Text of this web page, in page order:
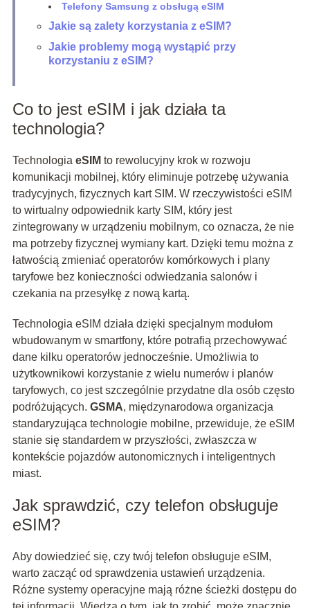
Telefony Samsung z obsługą eSIM
Jakie są zalety korzystania z eSIM?
Jakie problemy mogą wystąpić przy
korzystaniu z eSIM?
Co to jest eSIM i jak działa ta
technologia?
Technologia eSIM to rewolucyjny krok w rozwoju
komunikacji mobilnej, który eliminuje potrzebę używania
tradycyjnych, fizycznych kart SIM. W rzeczywistości eSIM
to wirtualny odpowiednik karty SIM, który jest
zintegrowany w urządzeniu mobilnym, co oznacza, że nie
ma potrzeby fizycznej wymiany kart. Dzięki temu można z
łatwością zmieniać operatorów komórkowych i plany
taryfowe bez konieczności odwiedzania salonów i
czekania na przesyłkę z nową kartą.
Technologia eSIM działa dzięki specjalnym modułom
wbudowanym w smartfony, które potrafią przechowywać
dane kilku operatorów jednocześnie. Umożliwia to
użytkownikowi korzystanie z wielu numerów i planów
taryfowych, co jest szczególnie przydatne dla osób często
podróżujących. GSMA, międzynarodowa organizacja
standaryzująca technologie mobilne, przewiduje, że eSIM
stanie się standardem w przyszłości, zwłaszcza w
kontekście pojazdów autonomicznych i inteligentnych
miast.
Jak sprawdzić, czy telefon obsługuje
eSIM?
Aby dowiedzieć się, czy twój telefon obsługuje eSIM,
warto zacząć od sprawdzenia ustawień urządzenia.
Różne systemy operacyjne mają różne ścieżki dostępu do